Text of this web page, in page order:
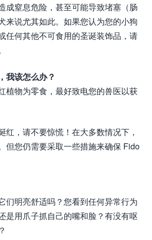
成窒息危险，甚至可能导致堵塞（肠
来说尤其如此。如果您认为您的小狗
任何其他不可食用的圣诞装饰品，请
我该怎么办？
植物为零食，最好致电您的兽医以获
红，请不要惊慌！在大多数情况下，
但您仍需要采取一些措施来确保 Fido
们明亮舒适吗？您看到任何异常行为
是用爪子抓自己的嘴和脸？有没有呕